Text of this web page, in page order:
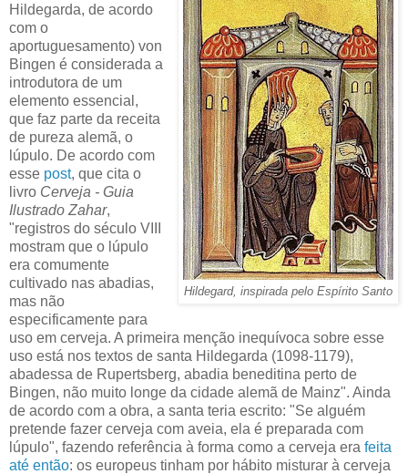
Hildegard, inspirada pelo Espírito Santo
Hildegarda, de acordo
com o
aportuguesamento) von
Bingen é considerada a
introdutora de um
elemento essencial,
que faz parte da receita
de pureza alemã, o
lúpulo. De acordo com
esse post, que cita o
livro Cerveja - Guia
Ilustrado Zahar,
"registros do século VIII
mostram que o lúpulo
era comumente
cultivado nas abadias,
mas não
especificamente para
uso em cerveja. A primeira menção inequívoca sobre esse
uso está nos textos de santa Hildegarda (1098-1179),
abadessa de Rupertsberg, abadia beneditina perto de
Bingen, não muito longe da cidade alemã de Mainz". Ainda
de acordo com a obra, a santa teria escrito: "Se alguém
pretende fazer cerveja com aveia, ela é preparada com
lúpulo", fazendo referência à forma como a cerveja era feita
até então: os europeus tinham por hábito misturar à cerveja